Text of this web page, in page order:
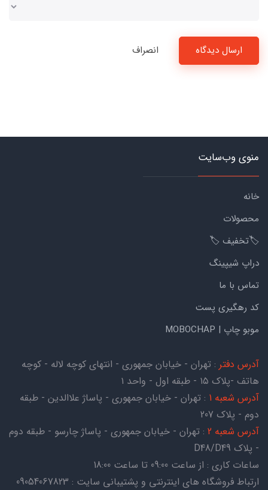
ارسال دیدگاه انصراف
منوی وب‌سایت
خانه
محصولات
🏷️تخفیف 🏷️
دراپ شیپینگ
تماس با ما
کد رهگیری پست
موبو چاپ | MOBOCHAP
آدرس دفتر : تهران - خیابان جمهوری - انتهای کوچه لاله - کوچه
هاتف -پلاک ۱۵ - طبقه اول - واحد ۱
آدرس شعبه 1
: تهران - خیابان جمهوری - پاساژ علاالدین - طبقه
دوم - پلاک 207
آدرس شعبه 2
: تهران - خیابان جمهوری - پاساژ چارسو - طبقه دوم
- پلاک D48/D49
ساعات کاری : از ساعت 09:00 تا ساعت 18:00
ارتباط فروشگاه های اینترنتی و پشتیبانی سایت : 09054067823